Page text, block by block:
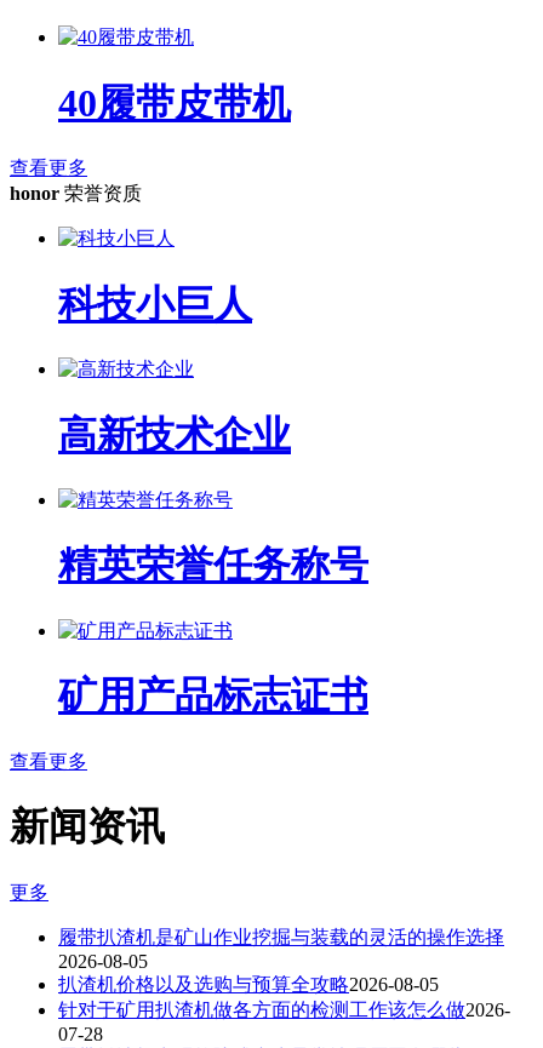
40履带皮带机
查看更多
honor 荣誉资质
科技小巨人
高新技术企业
精英荣誉任务称号
矿用产品标志证书
查看更多
新闻资讯
更多
履带扒渣机是矿山作业挖掘与装载的灵活的操作选择
2026-08-05
扒渣机价格以及选购与预算全攻略2026-08-05
针对于矿用扒渣机做各方面的检测工作该怎么做2026-
07-28